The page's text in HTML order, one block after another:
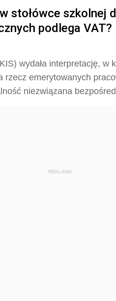
stołówce szkolnej
podlega VAT?
wydała interpretację, w
rzecz emerytowanych
niezwiązana
REKLAMA